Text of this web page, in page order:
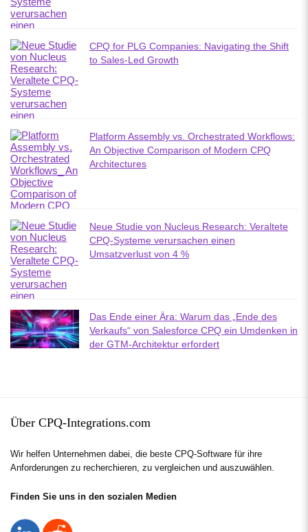
CPQ for PLG Companies: Navigating the Shift
to Sales-Led Growth
Platform Assembly vs. Orchestrated Workflows:
An Objective Comparison of Modern CPQ
Architectures
Neue Studie von Nucleus Research: Veraltete
CPQ-Systeme verursachen einen
Umsatzverlust von 4 %
Das Ende einer Ära: Warum das „Ende des
Verkaufs“ von Salesforce CPQ ein Umdenken in
der GTM-Architektur erfordert
Über CPQ-Integrations.com
Wir helfen Unternehmen dabei, die beste CPQ-Software für ihre
Anforderungen zu recherchieren, zu vergleichen und auszuwählen.
Finden Sie uns in den sozialen Medien